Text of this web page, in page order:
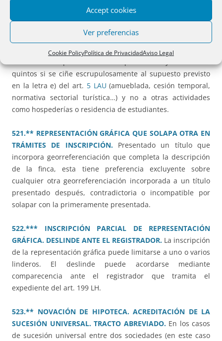
Accept cookies
Ver preferencias
Cookie PolicyPolítica de PrivacidadAviso Legal
520.** PROPIEDAD HORIZONTAL. MODIFICACIÓN
HOSPEDERÍAS Y RESIDENCIAS DE ESTUDIANTES.
cláusula estatutaria que limita o condiciona los alquileres
quintos si se ciñe escrupulosamente al supuesto previsto
en la letra e) del art. 5 LAU (amueblada, cesión temporal,
normativa sectorial turística…) y no a otras actividades
como hospederías o residencia de estudiantes.
521.** REPRESENTACIÓN GRÁFICA QUE SOLAPA OTRA EN
TRÁMITES DE INSCRIPCIÓN.Presentado un título que
incorpora georreferenciación que completa la descripción
de la finca, esta tiene preferencia excluyente sobre
cualquier otra georreferenciación incorporada a un título
presentado después, contradictoria o incompatible por
solapar con la primeramente presentada.
522.*** INSCRIPCIÓN PARCIAL DE REPRESENTACIÓN
GRÁFICA. DESLINDE ANTE EL REGISTRADOR. La inscripción
de la representación gráfica puede limitarse a uno o varios
linderos. El deslinde puede acordarse mediante
comparecencia ante el registrador que tramita el
expediente del art. 199 LH.
523.** NOVACIÓN DE HIPOTECA. ACREDITACIÓN DE LA
SUCESIÓN UNIVERSAL. TRACTO ABREVIADO.En los casos
de sucesión universal entre dos sociedades (en este caso